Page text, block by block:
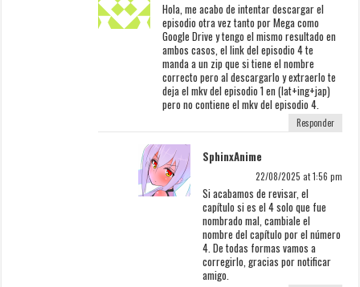
Hola, me acabo de intentar descargar el
episodio otra vez tanto por Mega como
Google Drive y tengo el mismo resultado en
ambos casos, el link del episodio 4 te
manda a un zip que si tiene el nombre
correcto pero al descargarlo y extraerlo te
deja el mkv del episodio 1 en (lat+ing+jap)
pero no contiene el mkv del episodio 4.
Responder
SphinxAnime
22/08/2025 at 1:56 pm
Si acabamos de revisar, el
capítulo si es el 4 solo que fue
nombrado mal, cambiale el
nombre del capítulo por el número
4. De todas formas vamos a
corregirlo, gracias por notificar
amigo.